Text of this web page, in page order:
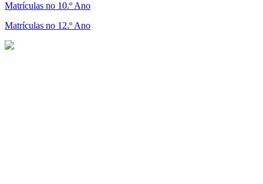
Matrículas no 10.º Ano
Matrículas no 12.º Ano